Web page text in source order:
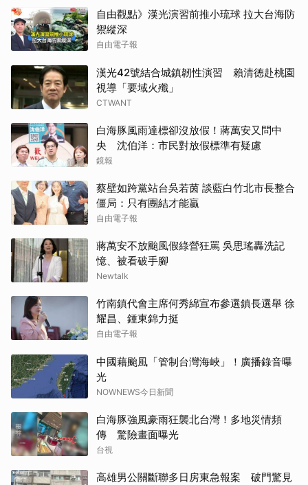
自由觀點》漢光演習前推小琉球 拉大台海防
禦縱深
自由電子報
漢光42號結合城鎮韌性演習 賴清德赴桃園
視導「要域火殲」
CTWANT
白海豚風雨達標卻沒放假！蔣萬安又問中
央 沈伯洋：市民對放假標準有疑慮
鏡報
蔡壁如跨黨站台吳若茵 談藍白竹北市長整合
僵局：只有團結才能贏
自由電子報
蔣萬安不放颱風假綠營狂罵 吳思瑤轟洗記
憶、被看破手腳
Newtalk
竹南鎮代會主席何秀綿宣布參選鎮長選舉 徐
耀昌、鍾東錦力挺
自由電子報
中國藉颱風「管制台灣海峽」！廣播錄音曝
光
NOWNEWS今日新聞
白海豚強風豪雨狂襲北台灣！多地災情頻
傳 驚險畫面曝光
台視
高雄男公關斷聯多日房東急報案 破門驚見